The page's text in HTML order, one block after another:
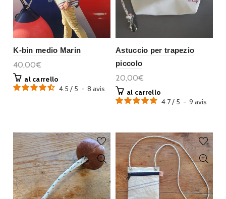
K-bin medio Marin
40,00€
al carrello
4.5 / 5 - 8avis
Astuccio per trapezio
piccolo
20,00€
al carrello
4.7/ 5 - 9 avis